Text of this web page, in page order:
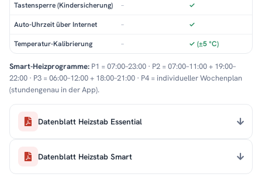
Tastensperre (Kindersicherung) – ✓
Auto-Uhrzeit über Internet – ✓
Temperatur-Kalibrierung – ✓ (±5 °C)
Smart-Heizprogramme: P1 = 07:00–23:00 · P2 = 07:00–11:00 + 19:00–
22:00 · P3 = 06:00–12:00 + 18:00–21:00 · P4 = individueller Wochenplan
(stundengenau in der App).
Datenblatt Heizstab Essential
Datenblatt Heizstab Smart